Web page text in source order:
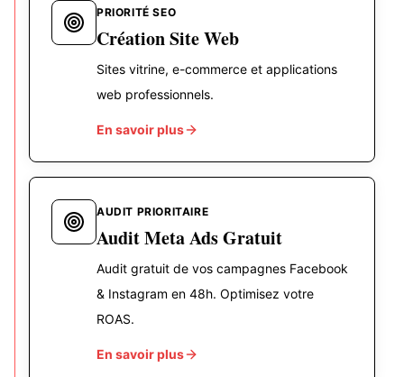
PRIORITÉ SEO
Création Site Web
Sites vitrine, e-commerce et applications
web professionnels.
En savoir plus
AUDIT PRIORITAIRE
Audit Meta Ads Gratuit
Audit gratuit de vos campagnes Facebook
& Instagram en 48h. Optimisez votre
ROAS.
En savoir plus